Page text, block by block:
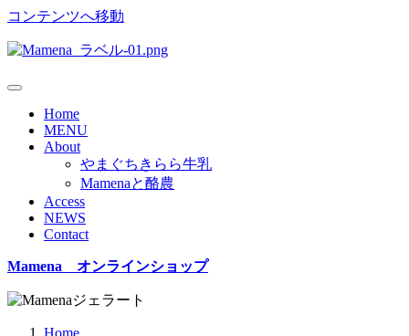
コンテンツへ移動
Home
MENU
About
やまぐちきらら牛乳
Mamenaと酪農
Access
NEWS
Contact
Mamena オンラインショップ
Home